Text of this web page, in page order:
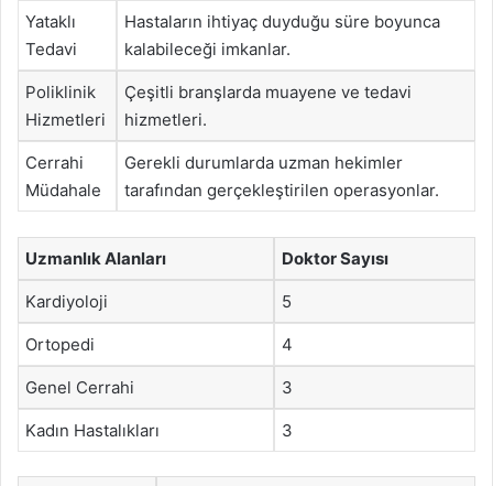
Yataklı
Tedavi
Hastaların ihtiyaç duyduğu süre boyunca
kalabileceği imkanlar.
Poliklinik
Hizmetleri
Çeşitli branşlarda muayene ve tedavi
hizmetleri.
Cerrahi
Müdahale
Gerekli durumlarda uzman hekimler
tarafından gerçekleştirilen operasyonlar.
Uzmanlık Alanları Doktor Sayısı
Kardiyoloji 5
Ortopedi 4
Genel Cerrahi 3
Kadın Hastalıkları 3